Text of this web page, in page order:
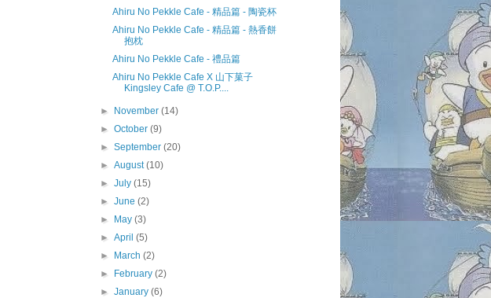
Ahiru No Pekkle Cafe - 精品篇 - 陶瓷杯
Ahiru No Pekkle Cafe - 精品篇 - 熱香餅
抱枕
Ahiru No Pekkle Cafe - 禮品篇
Ahiru No Pekkle Cafe X 山下菓子
Kingsley Cafe @ T.O.P....
► November(14)
►October(9)
►September(20)
►August(10)
►July(15)
►June(2)
►
May(3)
►April(5)
►
March(2)
►
February(2)
►January(6)